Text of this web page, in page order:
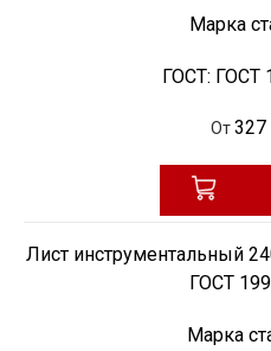
Марка
ГОСТ: ГОСТ
От 327
Лист инструментальный
ГОСТ
Марка